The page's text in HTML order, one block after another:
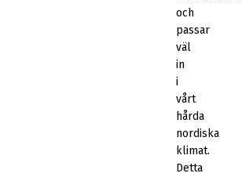
och
passar
väl
in
i
vårt
hårda
nordiska
klimat.
Detta